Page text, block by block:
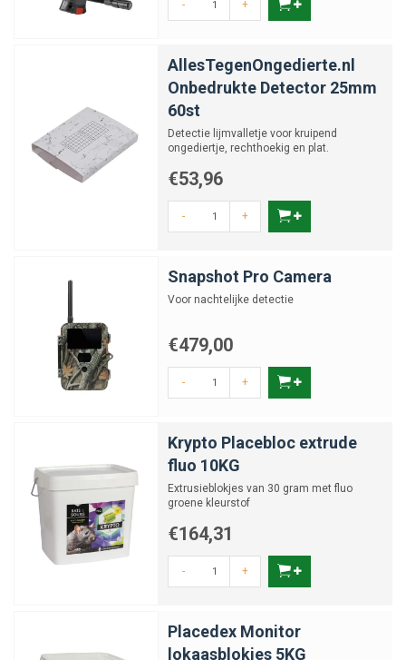
- +
AllesTegenOngedierte.nl
Onbedrukte Detector 25mm
60st
Detectie lijmvalletje voor kruipend
ongediertje, rechthoekig en plat.
€53,96
- +
Snapshot Pro Camera
Voor nachtelijke detectie
€479,00
- +
Krypto Placebloc extrude
fluo 10KG
Extrusieblokjes van 30 gram met fluo
groene kleurstof
€164,31
- +
Placedex Monitor
lokaasblokjes 5KG